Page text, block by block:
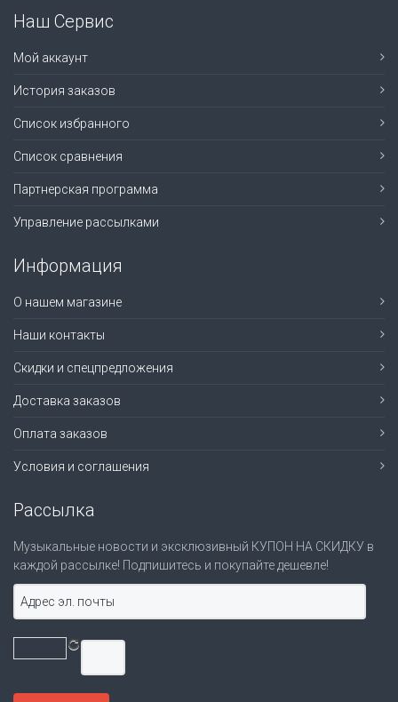
Наш Сервис
Мой аккаунт
История заказов
Список избранного
Список сравнения
Партнерская программа
Управление рассылками
Информация
О нашем магазине
Наши контакты
Скидки и спецпредложения
Доставка заказов
Оплата заказов
Условия и соглашения
Рассылка
Музыкальные новости и эксклюзивный КУПОН НА СКИДКУ в
каждой рассылке! Подпишитесь и покупайте дешевле!